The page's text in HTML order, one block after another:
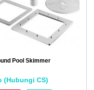
Pool Skimmer
(Hubungi CS)